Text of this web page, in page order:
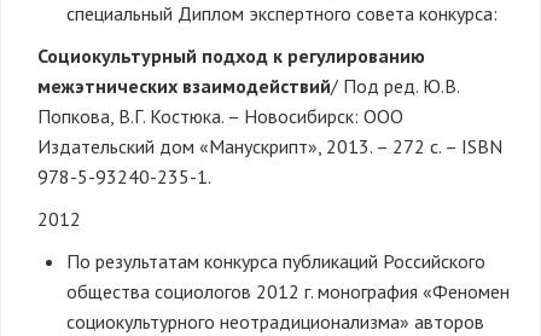
специальный Диплом экспертного совета конкурса:
Социокультурный подход к регулированию
межэтнических взаимодействий/ Под ред. Ю.В.
Попкова, В.Г. Костюка. – Новосибирск: ООО
Издательский дом «Манускрипт», 2013. – 272 с. – ISBN
978-5-93240-235-1.
2012
По результатам конкурса публикаций Российского
общества социологов 2012 г. монография «Феномен
социокультурного неотрадиционализма» авторов